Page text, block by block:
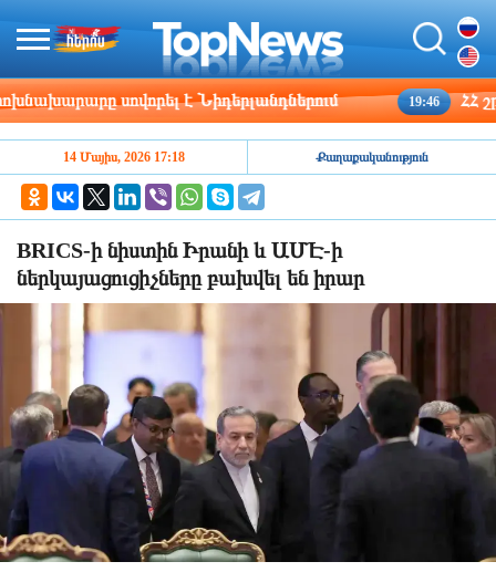
սովորել է Նիդերլանդներում 19:46 ՀՀ
14 Մայիս, 2026 17:18 Քաղաքականություն
BRICS-ի նիստին Իրանի և ԱՄԷ-ի
ներկայացուցիչները բախվել են իրար